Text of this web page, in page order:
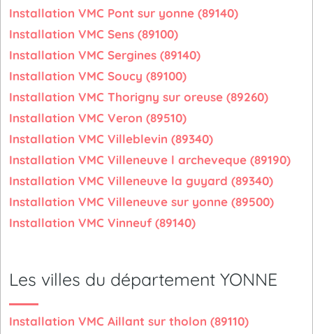
Installation VMC Pont sur yonne (89140)
Installation VMC Sens (89100)
Installation VMC Sergines (89140)
Installation VMC Soucy (89100)
Installation VMC Thorigny sur oreuse (89260)
Installation VMC Veron (89510)
Installation VMC Villeblevin (89340)
Installation VMC Villeneuve l archeveque (89190)
Installation VMC Villeneuve la guyard (89340)
Installation VMC Villeneuve sur yonne (89500)
Installation VMC Vinneuf (89140)
Les villes du département YONNE
Installation VMC Aillant sur tholon (89110)